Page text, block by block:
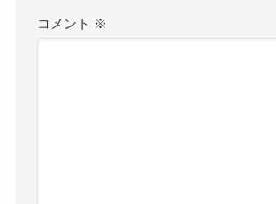
コメント ※